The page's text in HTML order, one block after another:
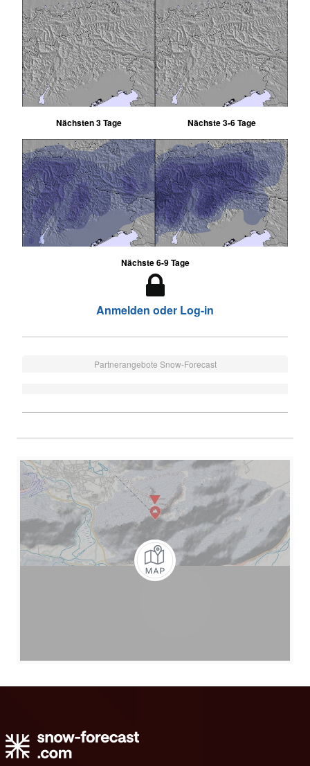
Nächsten 3 Tage Nächste 3-6 Tage
Nächste 6-9 Tage
Anmelden oder Log-in
Partnerangebote Snow-Forecast